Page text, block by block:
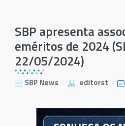
SBP apresenta
eméritos de 2024
22/05/2024)
SBP News editorst